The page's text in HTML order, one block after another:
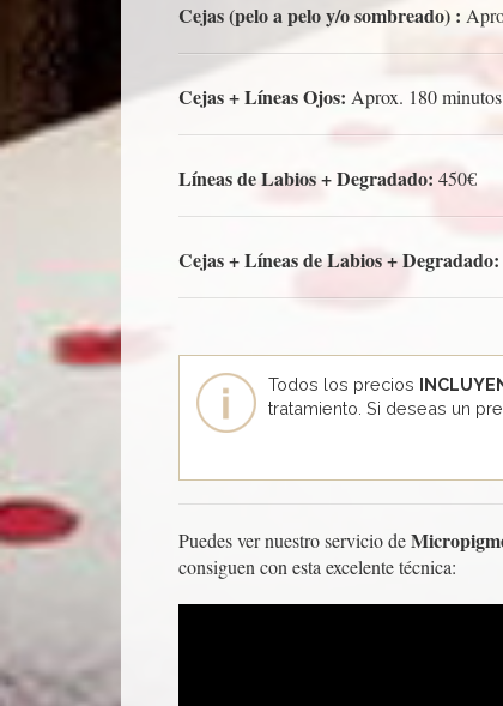
Cejas (pelo a pelo y/o sombreado) :
Cejas + Líneas Ojos: Aprox. 180
Líneas de Labios + Degradado: 450€
Cejas + Líneas de Labios + Degradado:
Todos los precios
tratamiento. Si deseas un
Puedes ver nuestro servicio de
consiguen con esta excelente técnica: